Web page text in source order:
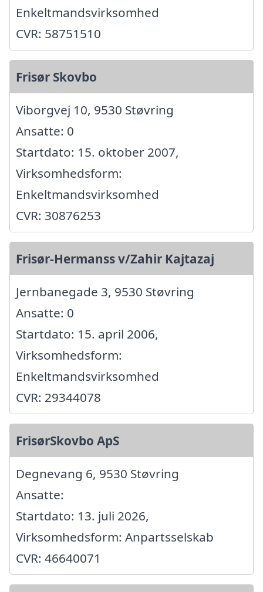
Enkeltmandsvirksomhed
CVR: 58751510
Frisør Skovbo
Viborgvej 10, 9530 Støvring
Ansatte: 0
Startdato: 15. oktober 2007,
Virksomhedsform:
Enkeltmandsvirksomhed
CVR: 30876253
Frisør-Hermanss v/Zahir Kajtazaj
Jernbanegade 3, 9530 Støvring
Ansatte: 0
Startdato: 15. april 2006,
Virksomhedsform:
Enkeltmandsvirksomhed
CVR: 29344078
FrisørSkovbo ApS
Degnevang 6, 9530 Støvring
Ansatte:
Startdato: 13. juli 2026,
Virksomhedsform: Anpartsselskab
CVR: 46640071